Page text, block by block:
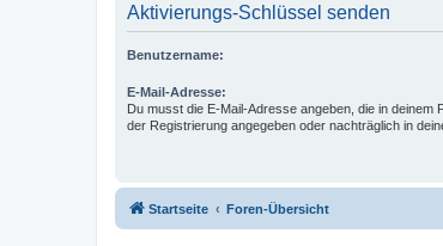
Aktivierungs-Schlüssel senden
Benutzername:
E-Mail-Adresse:
Du musst die E-Mail-Adresse angeben, die in deinem
der Registrierung angegeben oder nachträglich in
Startseite Foren-Übersicht